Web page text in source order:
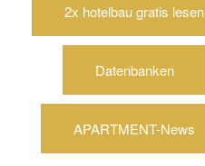
2x hotelbau gratis lesen
Datenbanken
APARTMENT-News